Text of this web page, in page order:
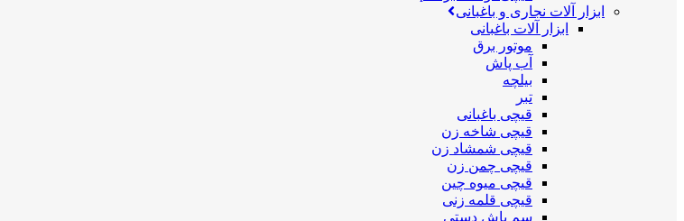
ابزار آلات نجاری و باغبانی
ابزار آلات باغبانی
موتور برق
آب پاش
بیلچه
تبر
قیچی باغبانی
قیچی شاخه زن
قیچی شمشاد زن
قیچی چمن زن
قیچی میوه چین
قیچی قلمه زنی
سم پاش دستی